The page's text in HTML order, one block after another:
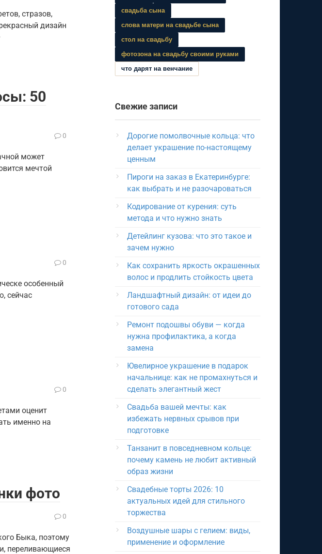
стразов,
дизайн
50
0
может
мечтой
0
особенный
сейчас
0
оценит
именно на
фото
0
Быка, поэтому
переливающиеся
свадьба сына
слова матери на свадьбе сына
стол на свадьбу
фотозона на свадьбу своими руками
что дарят на венчание
Свежие записи
Дорогие помолвочные кольца: что
делает украшение по-настоящему
ценным
Пироги на заказ в Екатеринбурге:
как выбрать и не разочароваться
Кодирование от курения: суть
метода и что нужно знать
Детейлинг кузова: что это такое и
зачем нужно
Как сохранить яркость окрашенных
волос и продлить стойкость цвета
Ландшафтный дизайн: от идеи до
готового сада
Ремонт подошвы обуви — когда
нужна профилактика, а когда
замена
Ювелирное украшение в подарок
начальнице: как не промахнуться и
сделать элегантный жест
Свадьба вашей мечты: как
избежать нервных срывов при
подготовке
Танзанит в повседневном кольце:
почему камень не любит активный
образ жизни
Свадебные торты 2026: 10
актуальных идей для стильного
торжества
Воздушные шары с гелием: виды,
применение и оформление